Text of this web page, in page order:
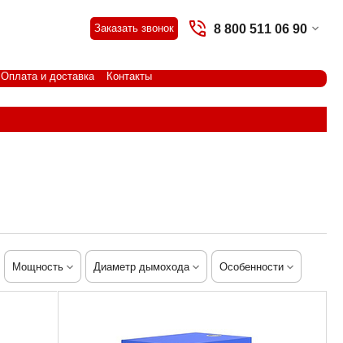
Заказать звонок 8 800 511 06 90
Оплата и доставка Контакты
Мощность Диаметр дымохода Особенности